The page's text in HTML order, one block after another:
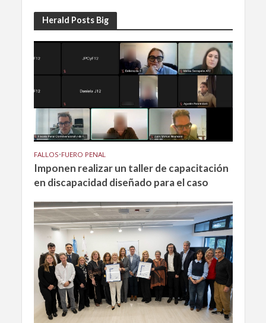
Herald Posts Big
FALLOS•FUERO PENAL
Imponen realizar un taller de capacitación
en discapacidad diseñado para el caso